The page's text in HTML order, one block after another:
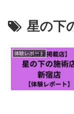
星の下
体験レポート